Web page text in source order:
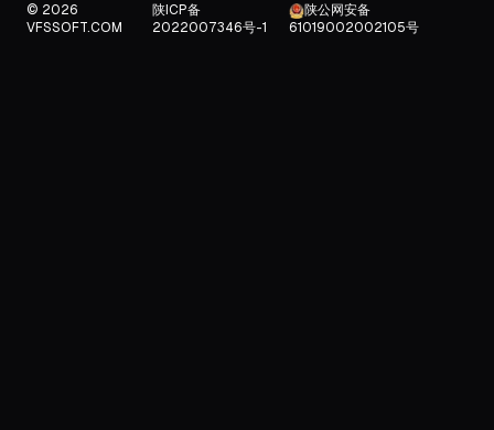
© 2026
VFSSOFT.COM
陕ICP备
2022007346号-1
陕公网安备
61019002002105号